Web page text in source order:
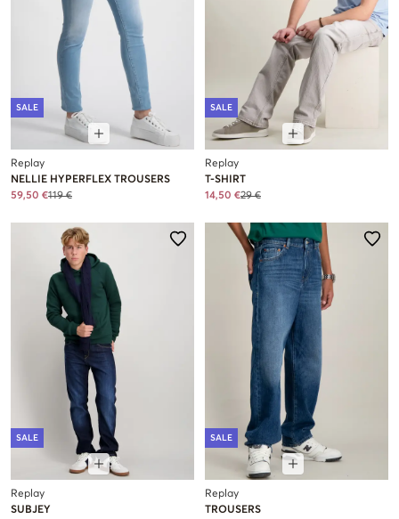
SALE
Replay
NELLIE HYPERFLEX TROUSERS
59,50 €119 €
SALE
Replay
T-SHIRT
14,50 €29 €
SALE
Replay
SUBJEY
SALE
Replay
TROUSERS